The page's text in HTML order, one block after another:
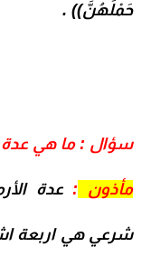
حَمْلَهُنَّ)) .
سؤال : ما هي عدة
مأذون :عدة
شرعي هي اربعة